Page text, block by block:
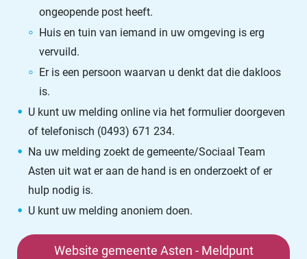
ongeopende post heeft.
Huis en tuin van iemand in uw omgeving is erg
vervuild.
Er is een persoon waarvan u denkt dat die dakloos
is.
U kunt uw melding online via het formulier doorgeven
of telefonisch (0493) 671 234.
Na uw melding zoekt de gemeente/Sociaal Team
Asten uit wat er aan de hand is en onderzoekt of er
hulp nodig is.
U kunt uw melding anoniem doen.
Website gemeente Asten - Meldpunt